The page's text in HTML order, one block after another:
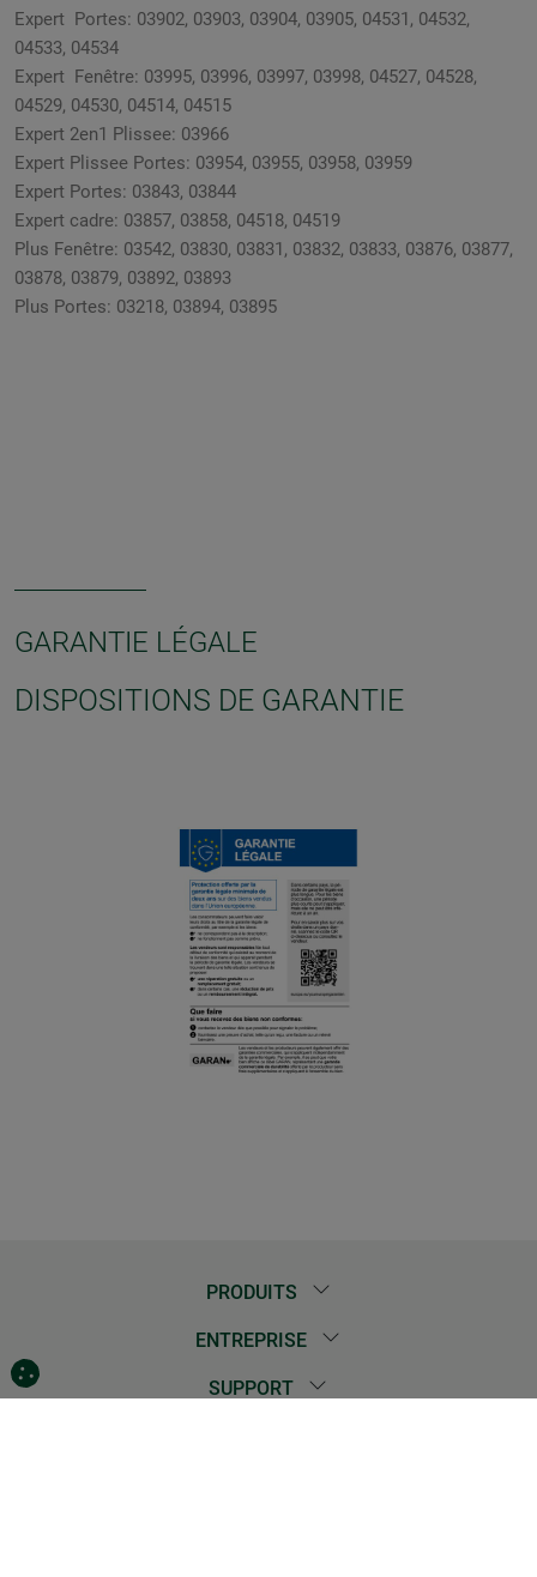
Expert Portes: 03902, 03903, 03904, 03905, 04531, 04532,
04533, 04534
Expert Fenêtre: 03995, 03996, 03997, 03998, 04527, 04528,
04529, 04530, 04514, 04515
Expert 2en1 Plissee: 03966
Expert Plissee Portes: 03954, 03955, 03958, 03959
Expert Portes: 03843, 03844
Expert cadre: 03857, 03858, 04518, 04519
Plus Fenêtre: 03542, 03830, 03831, 03832, 03833, 03876, 03877,
03878, 03879, 03892, 03893
Plus Portes: 03218, 03894, 03895
GARANTIE LÉGALE
DISPOSITIONS DE GARANTIE
PRODUITS
ENTREPRISE
SUPPORT